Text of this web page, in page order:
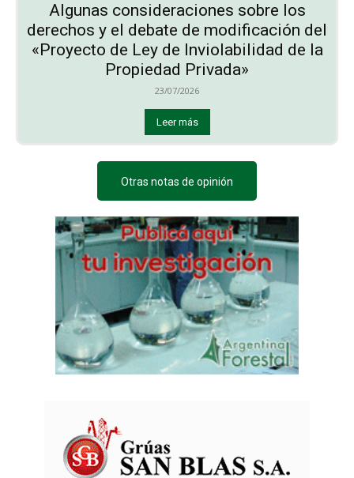
Algunas consideraciones sobre los
derechos y el debate de modificación del
«Proyecto de Ley de Inviolabilidad de la
Propiedad Privada»
23/07/2026
Leer más
Otras notas de opinión